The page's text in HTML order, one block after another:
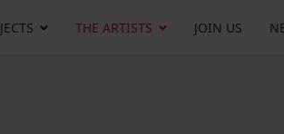
THE ARTISTS JOIN US